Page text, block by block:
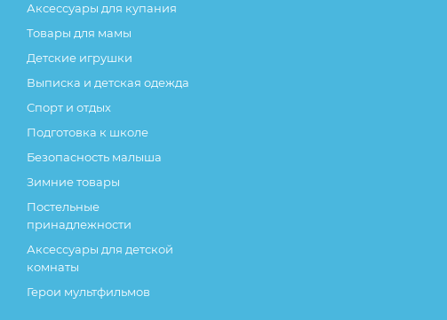
Аксессуары для купания
Товары для мамы
Детские игрушки
Выписка и детская одежда
Спорт и отдых
Подготовка к школе
Безопасность малыша
Зимние товары
Постельные
принадлежности
Аксессуары для детской
комнаты
Герои мультфильмов